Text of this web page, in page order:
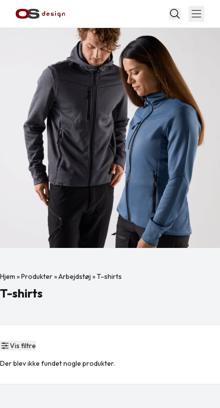
Hjem »Produkter»Arbejdstøj »T-shirts
T-shirts
Vis filtre
Der blev ikke fundet nogle produkter.